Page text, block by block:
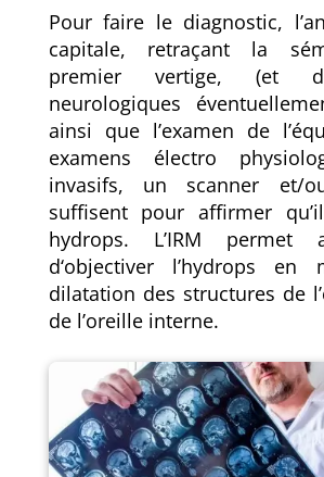
Pour faire le diagnostic,
capitale, retraçant la
premier vertige, (et
neurologiques
ainsi que l’examen de
examens électro
invasifs, un scanner et/
suffisent pour affirmer qu’il
hydrops. L’IRM permet
d‘objectiver l’hydrops en
dilatation des structures de
de l’oreille interne.